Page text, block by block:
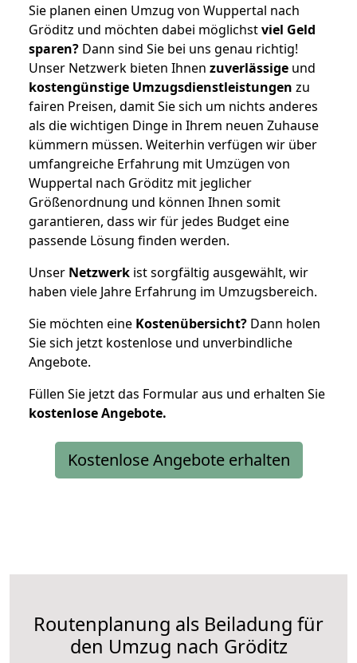
Sie planen einen Umzug von Wuppertal nach
Gröditz und möchten dabei möglichstviel Geld
sparen? Dann sind Sie bei uns genau richtig!
Unser Netzwerk bieten Ihnen zuverlässige und
kostengünstige Umzugsdienstleistungen zu
fairen Preisen, damit Sie sich um nichts anderes
als die wichtigen Dinge in Ihrem neuen Zuhause
kümmern müssen. Weiterhin verfügen wir über
umfangreiche Erfahrung mit Umzügen von
Wuppertal nach Gröditz mit jeglicher
Größenordnung und können Ihnen somit
garantieren, dass wir für jedes Budget eine
passende Lösung finden werden.
Unser Netzwerk ist sorgfältig ausgewählt, wir
haben viele Jahre Erfahrung im Umzugsbereich.
Sie möchten eine Kostenübersicht? Dann holen
Sie sich jetzt kostenlose und unverbindliche
Angebote.
Füllen Sie jetzt das Formular aus und erhalten Sie
kostenloseAngebote.
Kostenlose Angebote erhalten
Routenplanung als Beiladung für
den Umzug nach Gröditz